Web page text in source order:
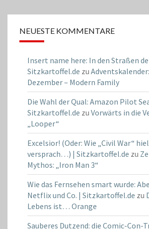
NEUESTE KOMMENTARE
Insert name here: In den Straßen
Sitzkartoffel.de zu
Dezember – Modern Family
Die Wahl der Qual: Amazon Pilot
Sitzkartoffel.de zu Vorwärts in die
„Looper“
Excelsior! (Oder: Wie „Civil War“
versprach…) | Sitzkartoffel.de zu
Mythos: „Iron Man 3“
Wie das Fernsehen smart wurde:
Netflix und Co. | Sitzkartoffel.de zu
Lebens ist… Orange
Sauberes Dutzend: die Comic-Con-